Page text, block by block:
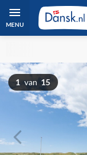
MENU
1 van 15